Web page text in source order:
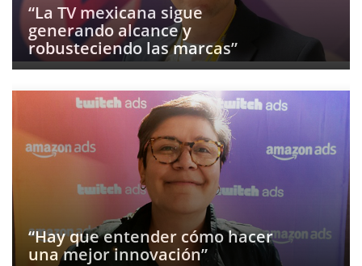
“La TV mexicana sigue
generando alcance y
robusteciendo las marcas”
“Hay que entender cómo hacer
una mejor innovación”